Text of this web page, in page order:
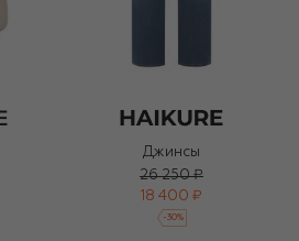
Джинсы
26 250 ₽
18 400 ₽
-30%